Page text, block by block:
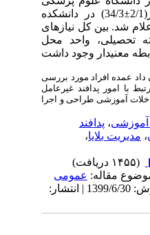
±
34/3) در دانشکده
شد. بین کل نیازهای
واحد محل
معنی­دار وجود داشت
عمدهافراد مورد بررسی
با امور پدافند غیرعامل
آموزشی طراحی و اجرا
،پدافند
مدیریت بلایا،
مقاله:عمومى
دریافت: 1399/6/30 | پذیرش: 1399/6/30 | انتشار: